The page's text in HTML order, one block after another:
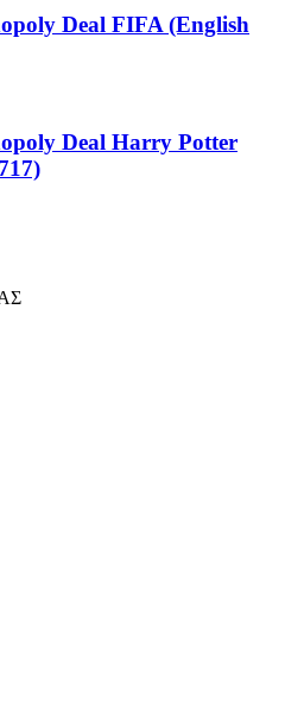
Deal FIFA (English
Deal Harry Potter